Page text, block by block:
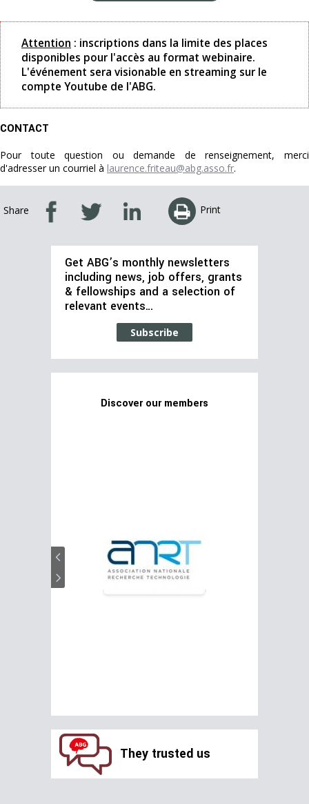
Attention : inscriptions dans la limite des places
disponibles pour l'accès au format webinaire.
L'événement sera visionable en streaming sur le
compte Youtube de l'ABG.
CONTACT
Pour toute question ou demande de renseignement, merci
d'adresser un courriel à laurence.friteau@abg.asso.fr.
Share Print
Get ABG’s monthly newsletters
including news, job offers, grants
& fellowships and a selection of
relevant events…
Subscribe
Discover our members
They trusted us